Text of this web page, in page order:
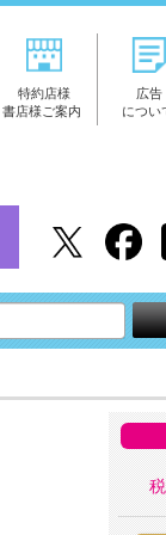
特約店様
書店様ご案内
広告
につい